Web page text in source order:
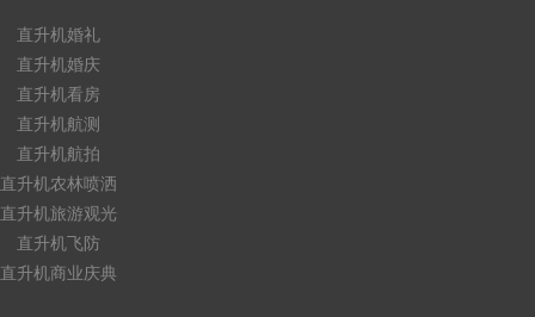
直升机婚礼
直升机婚庆
直升机看房
直升机航测
直升机航拍
直升机农林喷洒
直升机旅游观光
直升机飞防
直升机商业庆典